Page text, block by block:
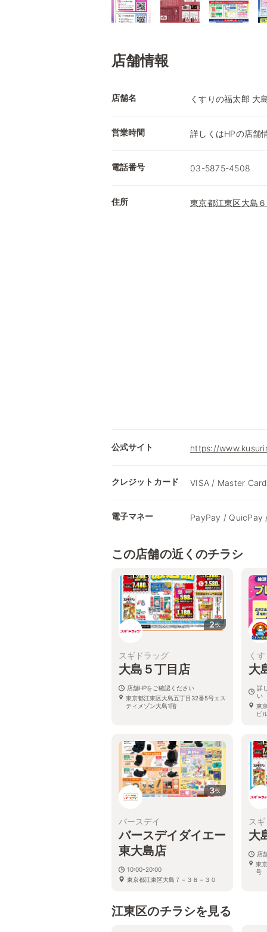
店舗情報
店舗名 くすりの福太郎 大
営業時間 詳しくはHPの店舗
電話番号 03-5875-4508
住所 東京都江東区大島
公式サイト https://
クレジットカード VISA / Master
電子マネー PayPay / QuicPay
この店舗の近くのチラシ
2枚
スギドラッグ
大島５丁目店
店舗HPをご確認ください
東京都江東区大島五丁目32番5号エス
ティメゾン大島1階
く
大
詳
い
東
ビ
3枚
バースデイ
バースデイダイエー
東大島店
10:00-20:00
東京都江東区大島７－３８－３０
ス
大
店
東
号
江東区のチラシを見る